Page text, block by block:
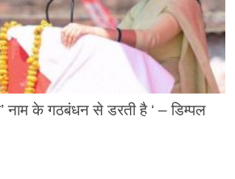
नाम के गठबंधन से डरती है ‘ – डिम्पल